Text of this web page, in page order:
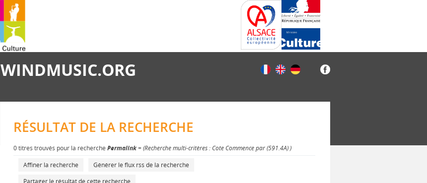
WINDMUSIC.ORG
RÉSULTAT DE LA RECHERCHE
0 titres trouvés pour la recherche Permalink= (Recherche multi-critères : Cote Commence par (591.4A) )
Affiner la recherche
Générer le flux rss de la recherche
Partager le résultat de cette recherche